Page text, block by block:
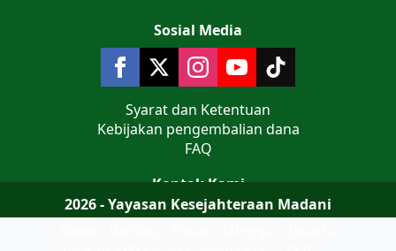
Kontak Kami
Jalan Teluk Jakarta No 9 Komplek AL
Sosial Media
Syarat dan Ketentuan
Kebijakan pengembalian dana
FAQ
2026 - Yayasan Kesejahteraan Madani